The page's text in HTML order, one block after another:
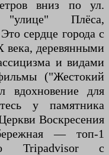
вниз по ул.
"улице" Плёса,
сердце города с
века, деревянными
и видами
("Жестокий
вдохновение для
у памятника
Воскресения
— топ-1
по Tripadvisor с